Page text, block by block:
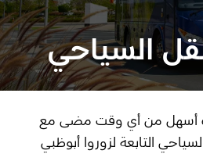
السياحي
أسهل من أي وقت مضى مع
التابعة لزوروا أبوظبي